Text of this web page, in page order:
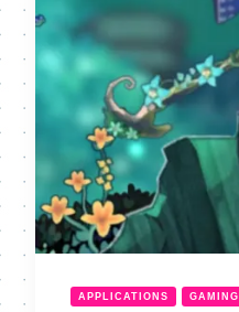
APPLICATIONS GAMING